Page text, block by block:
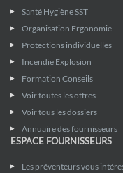
Santé Hygiène SST
Organisation Ergonomie
Protections individuelles
Incendie Explosion
Formation Conseils
Voir toutes les offres
Voir tous les dossiers
Annuaire des fournisseurs
ESPACE FOURNISSEURS
Les préventeurs vous